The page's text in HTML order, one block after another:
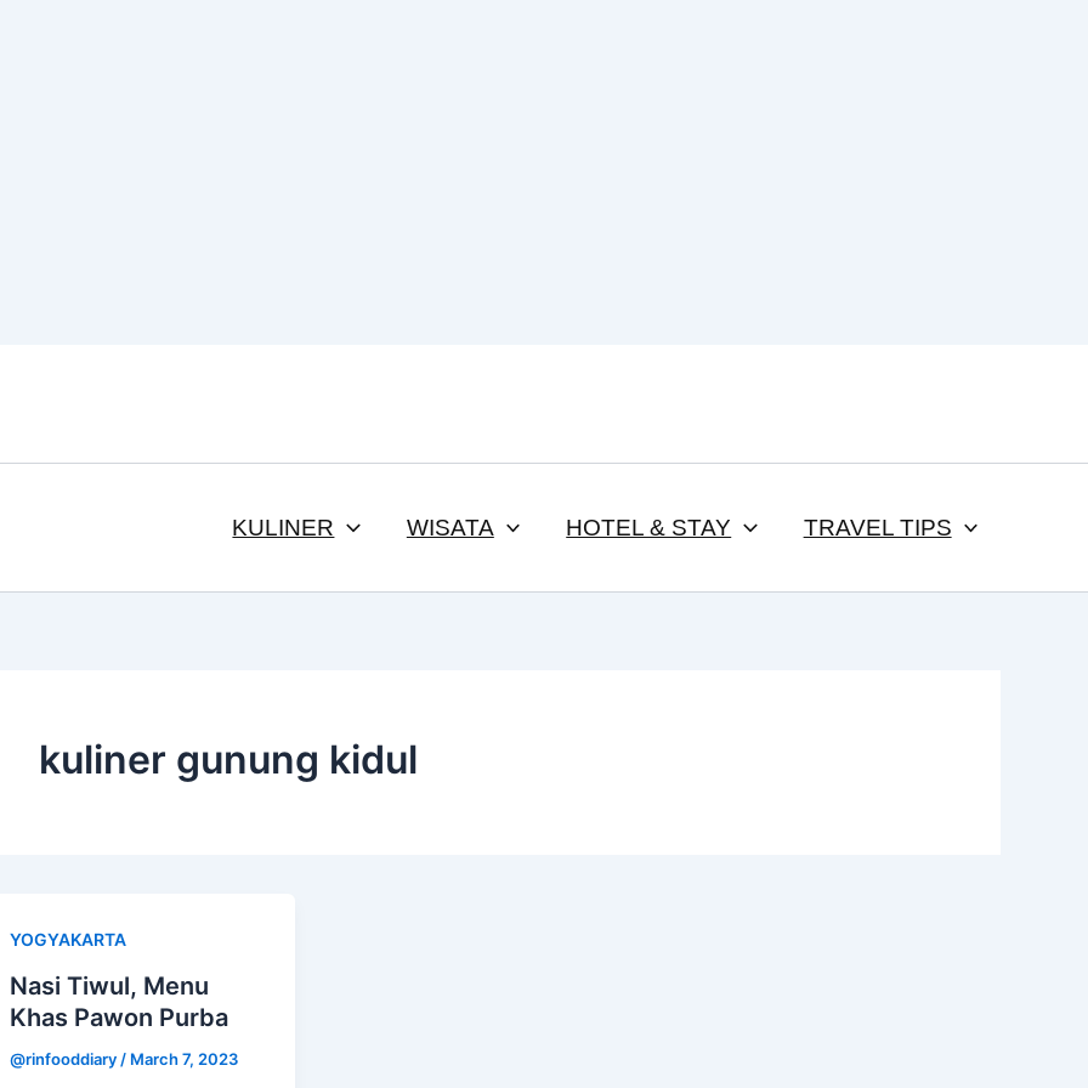
KULINER WISATA HOTEL & STAY TRAVEL TIPS
kuliner gunung kidul
YOGYAKARTA
Nasi Tiwul, Menu
Khas Pawon Purba
@rinfooddiary / March 7, 2023